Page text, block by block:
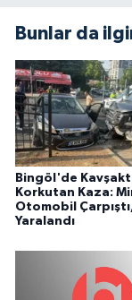
Bunlar da
Bingöl'de
Korkutan Kaza:
Otomobil
Yaralandı